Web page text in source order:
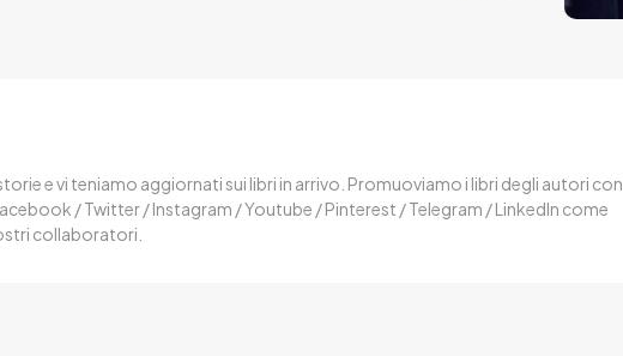
e vi teniamo aggiornati sui libri in arrivo. Promuoviamo i libri degli autori con
/ Twitter / Instagram / Youtube / Pinterest / Telegram / LinkedIn come
collaboratori.